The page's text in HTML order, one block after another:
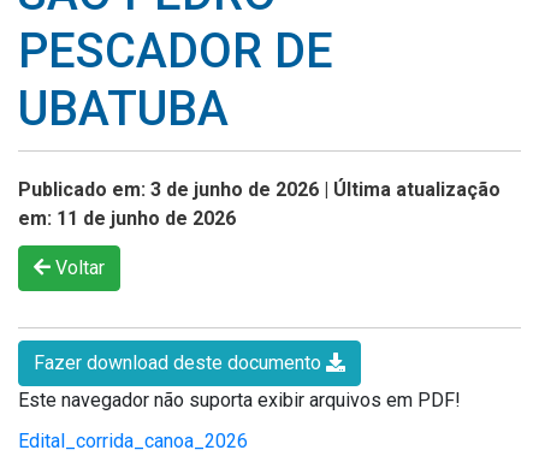
PESCADOR DE
UBATUBA
Publicado em: 3 de junho de 2026 | Última atualização
em: 11 de junho de 2026
Voltar
Fazer download deste documento
Este navegador não suporta exibir arquivos em PDF!
Edital_corrida_canoa_2026